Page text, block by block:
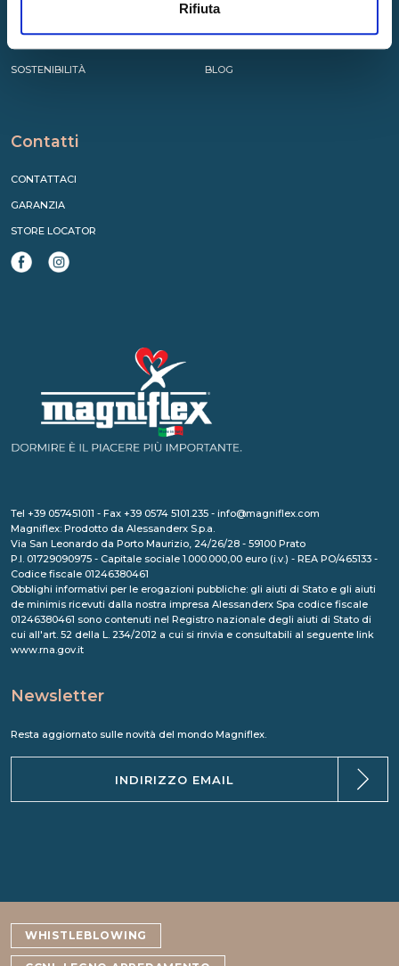
Rifiuta
SOSTENIBILITÀ
CERTIFICAZIONI
BLOG
Contatti
CONTATTACI
GARANZIA
STORE LOCATOR
Tel +39 057451011 - Fax +39 0574 5101.235 - info@magniflex.com
Magniflex: Prodotto da Alessanderx S.p.a.
Via San Leonardo da Porto Maurizio, 24/26/28 - 59100 Prato
P.I. 01729090975 - Capitale sociale 1.000.000,00 euro (i.v.) - REA PO/465133 -
Codice fiscale 01246380461
Obblighi informativi per le erogazioni pubbliche: gli aiuti di Stato e gli aiuti
de minimis ricevuti dalla nostra impresa Alessanderx Spa codice fiscale
01246380461 sono contenuti nel Registro nazionale degli aiuti di Stato di
cui all'art. 52 della L. 234/2012 a cui si rinvia e consultabili al seguente link
www.rna.gov.it
Newsletter
Resta aggiornato sulle novità del mondo Magniflex.
WHISTLEBLOWING